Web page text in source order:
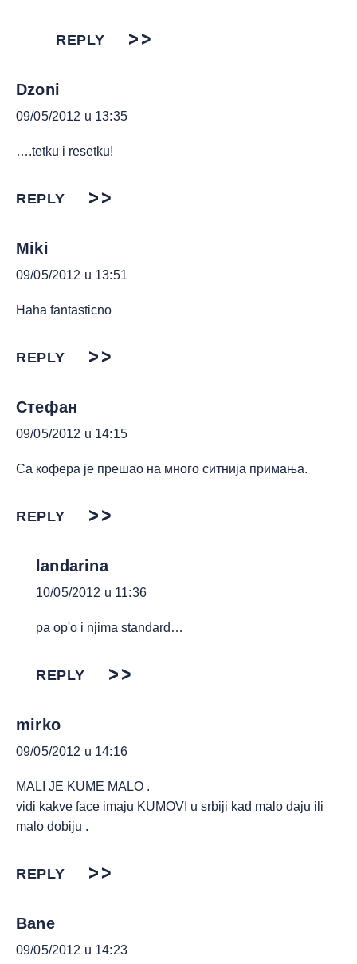
REPLY
Dzoni
09/05/2012 u 13:35
….tetku i resetku!
REPLY
Miki
09/05/2012 u 13:51
Haha fantasticno
REPLY
Стефан
09/05/2012 u 14:15
Са кофера је прешао на много ситнија примања.
REPLY
landarina
10/05/2012 u 11:36
pa op'o i njima standard…
REPLY
mirko
09/05/2012 u 14:16
MALI JE KUME MALO .
vidi kakve face imaju KUMOVI u srbiji kad malo daju ili
malo dobiju .
REPLY
Bane
09/05/2012 u 14:23